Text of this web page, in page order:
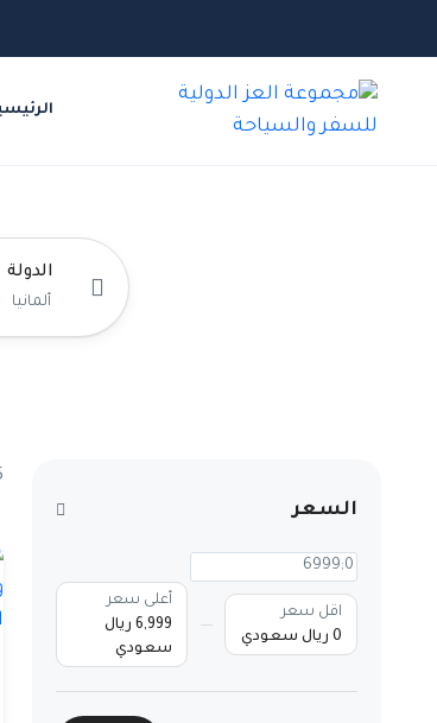
الدولة
السعر
اقل سعر
0 ريال سعودي
أعلى سعر
6,999 ريال
سعودي
5